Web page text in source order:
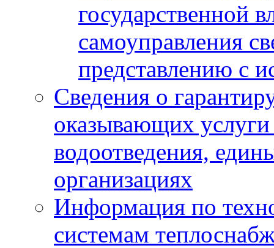
государственной
самоуправления
представлению с
Сведения о
оказывающих
водоотведения,
организациях
Информация по
системам